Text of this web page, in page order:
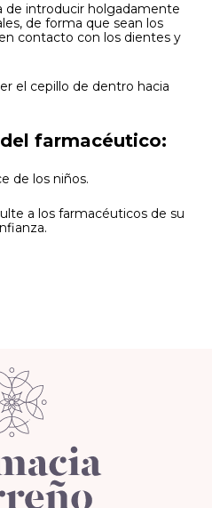
de introducir holgadamente
de forma que sean los
contacto con los dientes y
el cepillo de dentro hacia
farmacéutico:
de los niños.
a los farmacéuticos de su